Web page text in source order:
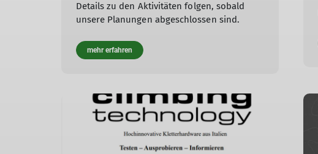
Details zu den Aktivitäten folgen, sobald
unsere Planungen abgeschlossen sind.
mehr erfahren